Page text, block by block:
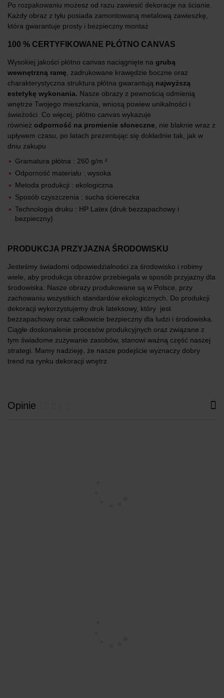
Po rozpakowaniu możesz od razu zawiesić dekoracje na ścianie.
Każdy obraz z tyłu posiada zamontowaną metalową zawieszkę,
która gwarantuje prosty i bezpieczny montaż
100 % CERTYFIKOWANE PŁÓTNO CANVAS
Wysokiej jakości płótno canvas naciągnięte na grubą
wewnętrzną ramę, zadrukowane krawędzie boczne oraz
charakterystyczna struktura płótna gwarantują najwyższą
estetykę wykonania. Nasze obrazy z pewnością odmienią
wnętrze Twojego mieszkania, wniosą powiew unikalności i
świeżości. Co więcej, płótno canvas wykazuje
również odporność na promienie słoneczne, nie blaknie wraz z
upływem czasu, po latach prezentując się dokładnie tak, jak w
dniu zakupu
Gramatura płótna : 260 g/m ²
Odporność materiału : wysoka
Metoda produkcji : ekologiczna
Sposób czyszczenia : sucha ściereczka
Technologia druku : HP Latex (druk bezzapachowy i
bezpieczny)
PRODUKCJA PRZYJAZNA ŚRODOWISKU
Jesteśmy świadomi odpowiedzialności za środowisko i robimy
wiele, aby produkcja obrazów przebiegała w sposób przyjazny dla
środowiska. Nasze obrazy produkowane są w Polsce, przy
zachowaniu wszystkich standardów ekologicznych. Do produkcji
dekoracji wykorzystujemy druk lateksowy, który jest
bezzapachowy oraz całkowicie bezpieczny dla ludzi i środowiska.
Ciągłe doskonalenie procesów produkcyjnych oraz związane z
tym świadome zużywanie zasobów, stanowi ważną część naszej
strategi. Mamy nadzieję, że nasze podejście wyznaczy dobry
trend na rynku dekoracji wnętrz
Opinie